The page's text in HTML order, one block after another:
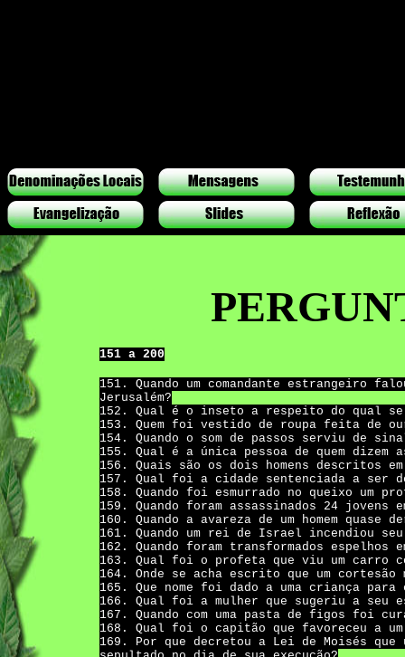
151 a 200
151. Quando um comandante estrangeiro
Jerusalém?
152. Qual é o inseto a respeito do qual
153. Quem foi vestido de roupa feita de
154. Quando o som de passos serviu de
155. Qual é a única pessoa de quem
156. Quais são os dois homens descritos
157. Qual foi a cidade sentenciada a ser
158. Quando foi esmurrado no queixo um
159. Quando foram assassinados 24 jovens
160. Quando a avareza de um homem
161. Quando um rei de Israel incendiou
162. Quando foram transformados
163. Qual foi o profeta que viu um carro
164. Onde se acha escrito que um cortesão
165. Que nome foi dado a uma criança
166. Qual foi a mulher que sugeriu a seu
167. Quando com uma pasta de figos foi
168. Qual foi o capitão que favoreceu a
169. Por que decretou a Lei de Moisés